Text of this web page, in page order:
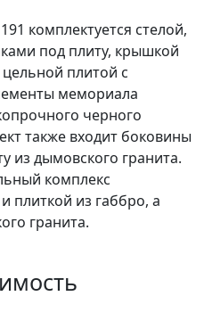
комплектуется стелой,
под плиту, крышкой
плитой с
мемориала
черного
также входит боковины
из дымовского гранита.
комплекс
плиткой из габбро, а
гранита.